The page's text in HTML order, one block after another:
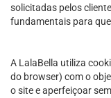
solicitadas pelos
fundamentais para
A LalaBella utiliza
do browser) com o
o site e aperfeiçoar